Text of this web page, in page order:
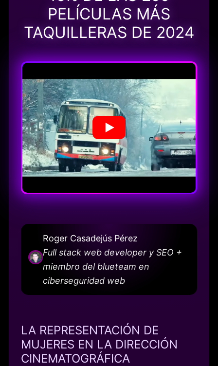
PELÍCULAS MÁS
TAQUILLERAS DE 2024
Roger Casadejús Pérez
Full stack web developer y SEO +
miembro del blueteam en
ciberseguridad web
LA REPRESENTACIÓN DE
MUJERES EN LA DIRECCIÓN
CINEMATOGRÁFICA